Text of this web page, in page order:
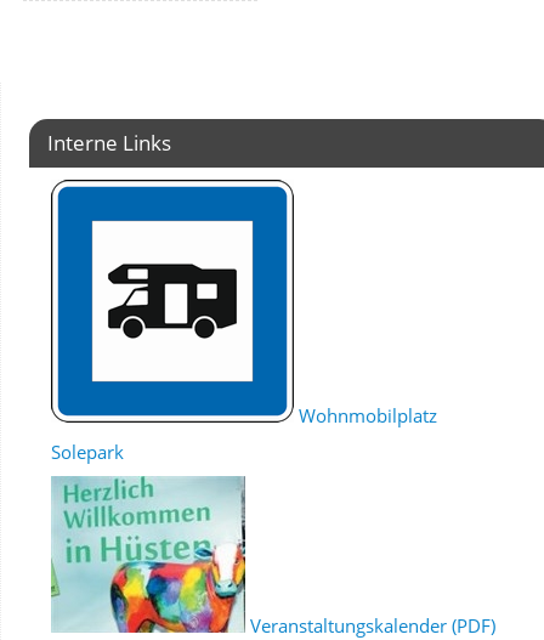
Interne Links
Wohnmobilplatz
Solepark
Veranstaltungskalender (PDF)